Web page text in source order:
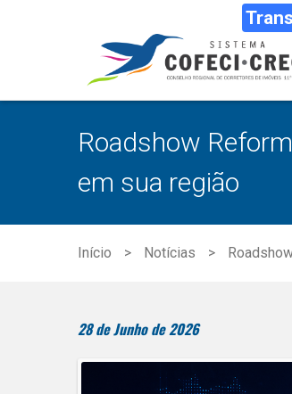
Roadshow
em sua região
Início Notícias
28 de Junho de 2026